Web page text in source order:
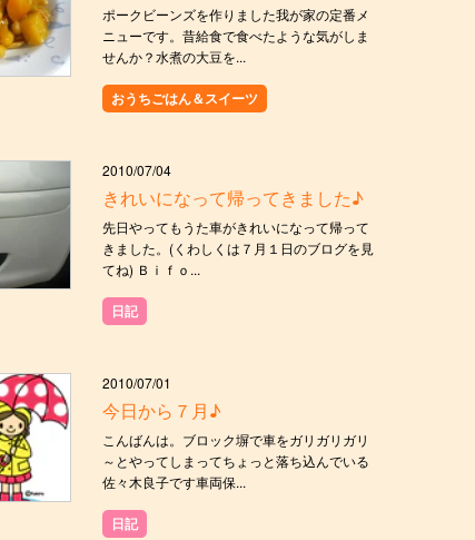
ポークビーンズを作りました我が家の定番メ
ニューです。昔給食で食べたような気がしま
せんか？水煮の大豆を...
おうちごはん＆スイーツ
2010/07/04
きれいになって帰ってきました♪
先日やってもうた車がきれいになって帰って
きました。(くわしくは７月１日のブログを見
てね) Ｂｉｆｏ...
日記
2010/07/01
今日から７月♪
こんばんは。ブロック塀で車をガリガリガリ
～とやってしまってちょっと落ち込んでいる
佐々木良子です車両保...
日記